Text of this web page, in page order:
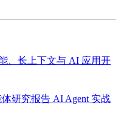
、长上下文与 AI 应用开
研究报告 AI Agent 实战